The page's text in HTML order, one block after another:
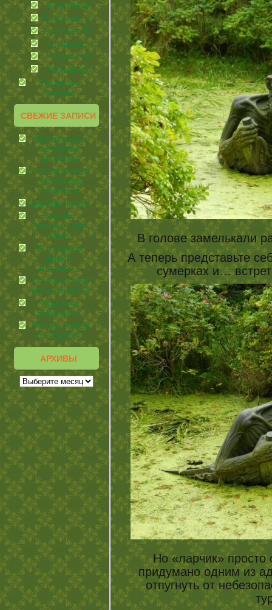
иcцеляемся
Происшествия
Путешествия
странности
Торжества
Угощаемся!
Растения-
лекари
СВЕЖИЕ ЗАПИСИ
Латексные и
лечебные
матрасы
Еще полезные
советы для
здоровья
Удобная кухня
Маски,
лосьоны для
кожи.
И до наших
дней о
шторах…
О четках для
православных
Укрепить
иммунитет
Что мы знаем
о шторах?!
АРХИВЫ
В голове замелькали
А теперь представьте
сумерках и…
Но «ларчик» просто
придумано одним из
отпугнуть от